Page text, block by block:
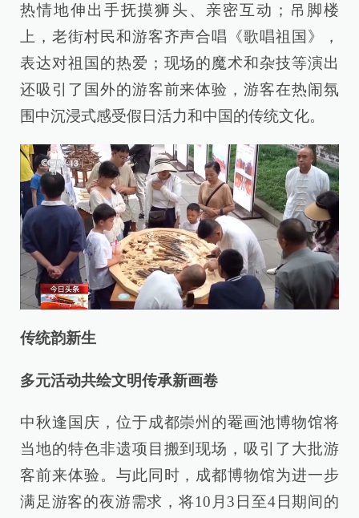
热情地伸出手抚摸狮头、亲密互动；吊脚楼
上，老街村民和游客齐声合唱《歌唱祖国》，
表达对祖国的热爱；现场的魔术和杂技等演出
还吸引了国外的游客前来体验，游客在热闹氛
围中沉浸式感受假日活力和中国的传统文化。
传统韵新生
多元活动共绘文明传承新画卷
中秋逢国庆，位于成都崇州的罨画池博物馆将
当地的特色非遗项目搬到现场，吸引了大批游
客前来体验。与此同时，成都博物馆为进一步
满足游客的夜游需求，将10月3日至4日期间的